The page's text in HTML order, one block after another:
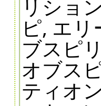
リショ
ピ, エ
ブスピ
オブス
ティオ